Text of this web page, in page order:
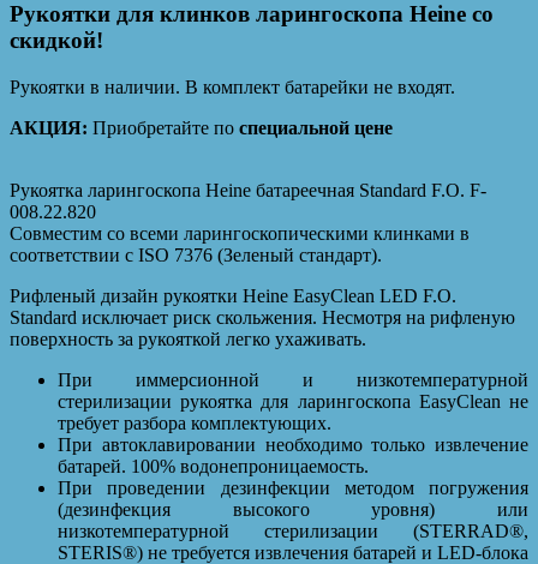
Рукоятки для клинков ларингоскопа Heine со
скидкой!
Рукоятки в наличии. В комплект батарейки не входят.
АКЦИЯ: Приобретайте по специальной цене
Рукоятка ларингоскопа Heine батареечная Standard F.O. F-
008.22.820
Совместим со всеми ларингоскопическими клинками в
соответствии с ISO 7376 (Зеленый стандарт).
Рифленый дизайн рукоятки Heine EasyClean LED F.O.
Standard исключает риск скольжения. Несмотря на рифленую
поверхность за рукояткой легко ухаживать.
При иммерсионной и низкотемпературной
стерилизации рукоятка для ларингоскопа EasyClean не
требует разбора комплектующих.
При автоклавировании необходимо только извлечение
батарей. 100% водонепроницаемость.
При проведении дезинфекции методом погружения
(дезинфекция высокого уровня) или
низкотемпературной стерилизации (STERRAD®,
STERIS®) не требуется извлечения батарей и LED-блока